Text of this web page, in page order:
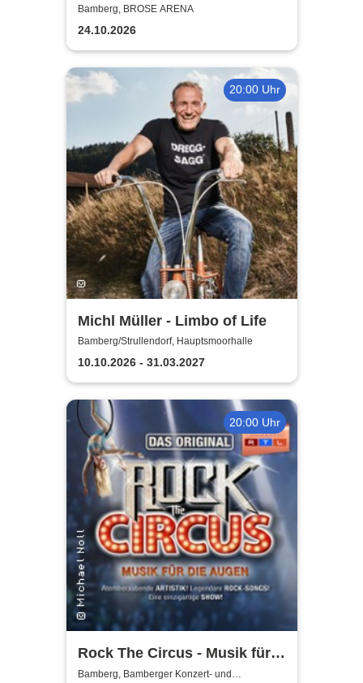
beste Wolfgang Petry Party
geht weiter - Tour 2026
Bamberg, BROSE ARENA
24.10.2026
20:00 Uhr
Michl Müller - Limbo of Life
Bamberg/Strullendorf, Hauptsmoorhalle
10.10.2026 - 31.03.2027
20:00 Uhr
Rock The Circus - Musik für
die Augen
Bamberg, Bamberger Konzert- und